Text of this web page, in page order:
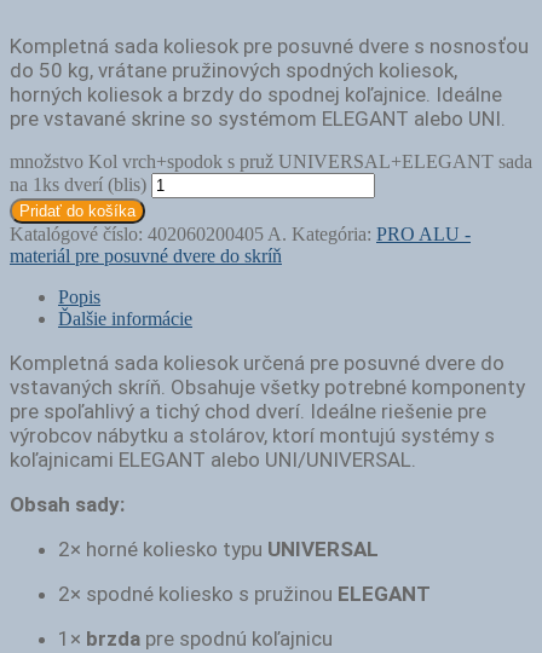
Kompletná sada koliesok pre posuvné dvere s nosnosťou
do 50 kg, vrátane pružinových spodných koliesok,
horných koliesok a brzdy do spodnej koľajnice. Ideálne
pre vstavané skrine so systémom ELEGANT alebo UNI.
množstvo Kol vrch+spodok s pruž UNIVERSAL+ELEGANT sada
na 1ks dverí (blis)
Pridať do košíka
Katalógové číslo: 402060200405 A. Kategória: PRO ALU -
materiál pre posuvné dvere do skríň
Popis
Ďalšie informácie
Kompletná sada koliesok určená pre posuvné dvere do
vstavaných skríň. Obsahuje všetky potrebné komponenty
pre spoľahlivý a tichý chod dverí. Ideálne riešenie pre
výrobcov nábytku a stolárov, ktorí montujú systémy s
koľajnicami ELEGANT alebo UNI/UNIVERSAL.
Obsah sady:
2× horné koliesko typu UNIVERSAL
2× spodné koliesko s pružinou ELEGANT
1× brzda pre spodnú koľajnicu